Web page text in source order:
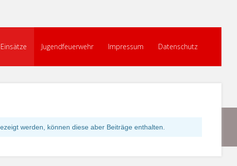
Einsätze Jugendfeuerwehr Impressum Datenschutz
werden, können diese aber Beiträge enthalten.